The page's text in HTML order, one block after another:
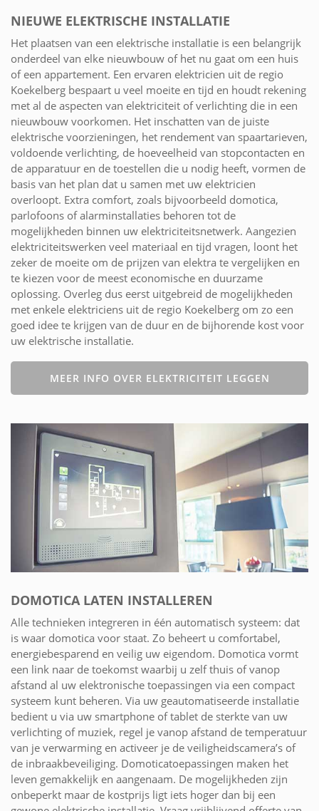
NIEUWE ELEKTRISCHE INSTALLATIE
Het plaatsen van een elektrische installatie is een belangrijk
onderdeel van elke nieuwbouw of het nu gaat om een huis
of een appartement. Een ervaren elektricien uit de regio
Koekelberg bespaart u veel moeite en tijd en houdt rekening
met al de aspecten van elektriciteit of verlichting die in een
nieuwbouw voorkomen. Het inschatten van de juiste
elektrische voorzieningen, het rendement van spaartarieven,
voldoende verlichting, de hoeveelheid van stopcontacten en
de apparatuur en de toestellen die u nodig heeft, vormen de
basis van het plan dat u samen met uw elektricien
overloopt. Extra comfort, zoals bijvoorbeeld domotica,
parlofoons of alarminstallaties behoren tot de
mogelijkheden binnen uw elektriciteitsnetwerk. Aangezien
elektriciteitswerken veel materiaal en tijd vragen, loont het
zeker de moeite om de prijzen van elektra te vergelijken en
te kiezen voor de meest economische en duurzame
oplossing. Overleg dus eerst uitgebreid de mogelijkheden
met enkele elektriciens uit de regio Koekelberg om zo een
goed idee te krijgen van de duur en de bijhorende kost voor
uw elektrische installatie.
MEER INFO OVER ELEKTRICITEIT LEGGEN
DOMOTICA LATEN INSTALLEREN
Alle technieken integreren in één automatisch systeem: dat
is waar domotica voor staat. Zo beheert u comfortabel,
energiebesparend en veilig uw eigendom. Domotica vormt
een link naar de toekomst waarbij u zelf thuis of vanop
afstand al uw elektronische toepassingen via een compact
systeem kunt beheren. Via uw geautomatiseerde installatie
bedient u via uw smartphone of tablet de sterkte van uw
verlichting of muziek, regel je vanop afstand de temperatuur
van je verwarming en activeer je de veiligheidscamera’s of
de inbraakbeveiliging. Domoticatoepassingen maken het
leven gemakkelijk en aangenaam. De mogelijkheden zijn
onbeperkt maar de kostprijs ligt iets hoger dan bij een